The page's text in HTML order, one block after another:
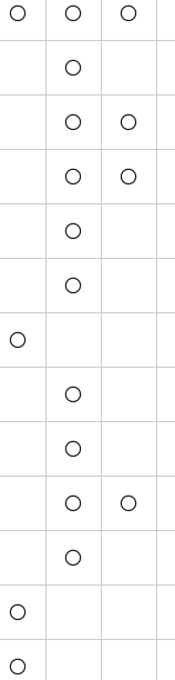
〇 〇 〇
〇
〇 〇
〇 〇
〇
〇
〇
〇
〇
〇 〇
〇
〇
〇